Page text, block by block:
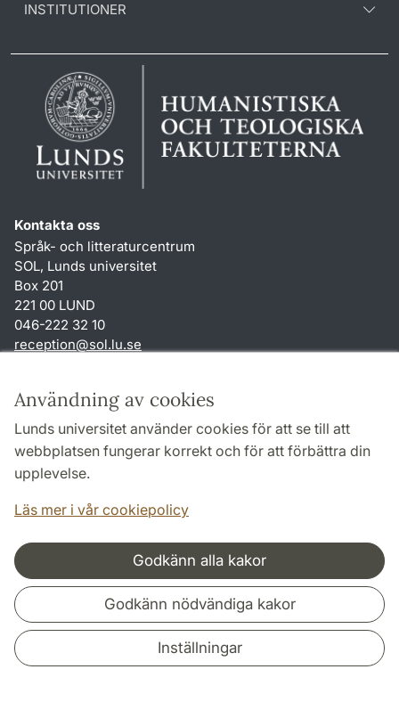
Användning av cookies
Lunds universitet använder cookies för att se till att
webbplatsen fungerar korrekt och för att förbättra din
upplevelse.
Läs mer i vår cookiepolicy
Godkänn alla kakor
Godkänn nödvändiga kakor
Inställningar
INSTITUTIONER
Kontakta oss
Språk- och litteraturcentrum
SOL, Lunds universitet
Box 201
221 00 LUND
046-222 32 10
reception@sol.lu.se
Genvägar
Om webbplatsen och cookies
Behandling av personuppgifter
Tillgänglighetsredogörelse
Samarbeten och nätverk